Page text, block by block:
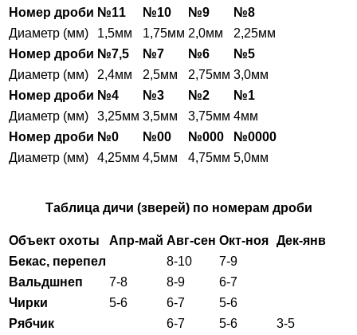
Номер дроби №11 №10 №9
№8
Диаметр (мм)
1,5мм 1,75мм 2,0мм
2,25мм
Номер дроби №7,5 №7 №6
№5
Диаметр (мм)
2,4мм 2,5мм 2,75мм 3,0мм
Номер дроби №4 №3 №2
№1
Диаметр (мм)
3,25мм 3,5мм 3,75мм 4мм
Номер дроби №0 №00 №000
№0000
Диаметр (мм)
4,25мм 4,5мм 4,75мм 5,0мм
Таблица дичи (зверей) по номерам дроби
Объект охоты Апр-май Авг-сен Окт-ноя Дек-янв
Бекас, перепел
8-10
7-9
Вальдшнеп
7-8 8-9
6-7
Чирки
5-6 6-7
5-6
Рябчик
6-7 5-6
3-5